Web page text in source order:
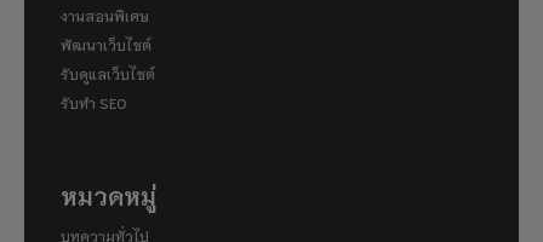
งานสอนพิเศษ
พัฒนาเว็บไซต์
รับดูแลเว็บไซต์
รับทำ SEO
หมวดหมู่
บทความทั่วไป